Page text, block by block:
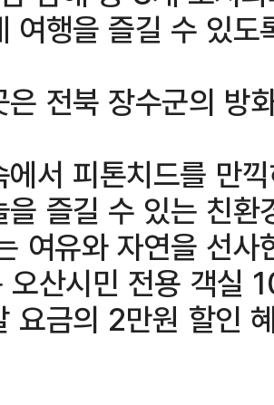
여행을 즐길 수 있
은 전북 장수군의 방
에서 피톤치드를 만
을 즐길 수 있는 친
여유와 자연을 선
산시민 전용 객실
요금의 2만원 할인